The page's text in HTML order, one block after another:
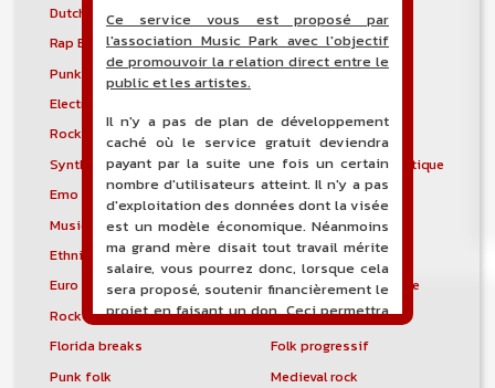
Dutch house
Early hardcore
Rap East Coast
Easycore
Punk gaélique
Électro-industriel
Electronic body music
Rock électronique
Electronicore
Synthpunk
Musique électroacoustique
Emo
Emo pop
Musique spectrale
Éthio-jazz
Ethnic electronica
Ethno-jazz
Euro Disco
Musique expérimentale
Rock expérimental
Metal extrême
Florida breaks
Folk progressif
Punk folk
Medieval rock
Ce service vous est proposé par
l'association Music Park avec l'objectif
de promouvoir la relation direct entre le
public et les artistes.
Il n'y a pas de plan de développement
caché où le service gratuit deviendra
payant par la suite une fois un certain
nombre d'utilisateurs atteint. Il n'y a pas
d'exploitation des données dont la visée
est un modèle économique. Néanmoins
ma grand mère disait tout travail mérite
salaire, vous pourrez donc, lorsque cela
sera proposé, soutenir financièrement le
projet en faisant un don. Ceci permettra
de financer l'hébergement, le nom de
domaine, les heures de maintenance et
de développement du site, et peut-être